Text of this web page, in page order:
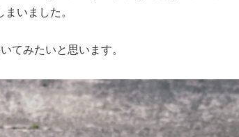
いました。
てみたいと思います。